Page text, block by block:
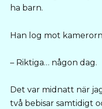
ha barn.
Han log mot
– Riktiga… någon dag.
Det var midnatt när
två bebisar samtidigt